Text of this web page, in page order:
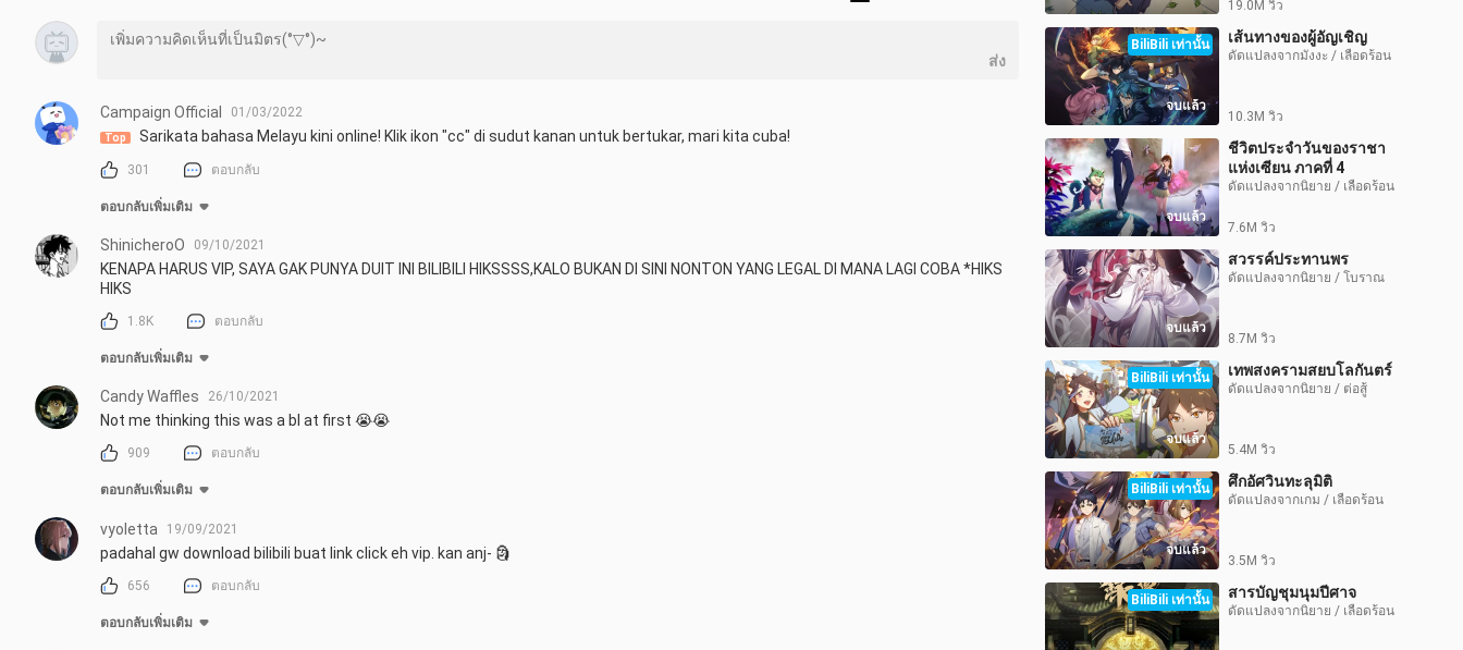
อนิเมะ
เวลาเริ่มฉาย: 29/04/2021
19.0M วิว
จบแล้ว
BiliBili เท่านั้น เส้นทางของผู้อัญเชิญ
ดัดแปลงจากมังงะ / เลือดร้อน
10.3M วิว
จบแล้ว
ชีวิตประจำวันของราชา
แห่งเซียน ภาคที่ 4
ดัดแปลงจากนิยาย / เลือดร้อน
7.6M วิว
จบแล้ว
สวรรค์ประทานพร
ดัดแปลงจากนิยาย / โบราณ
8.7M วิว
จบแล้ว
BiliBili เท่านั้น เทพสงครามสยบโลกันตร์
ดัดแปลงจากนิยาย / ต่อสู้
5.4M วิว
จบแล้ว
BiliBili เท่านั้น ศึกอัศวินทะลุมิติ
ดัดแปลงจากเกม / เลือดร้อน
3.5M วิว
BiliBili เท่านั้น สารบัญชุมนุมปีศาจ
ดัดแปลงจากนิยาย / เลือดร้อน
ส่ง
Campaign Official 01/03/2022
Top Sarikata bahasa Melayu kini online! Klik ikon "cc" di sudut kanan untuk bertukar, mari kita cuba!
301 ตอบกลับ
ตอบกลับเพิ่มเติม
ShinicheroO 09/10/2021
KENAPA HARUS VIP, SAYA GAK PUNYA DUIT INI BILIBILI HIKSSSS,KALO BUKAN DI SINI NONTON YANG LEGAL DI MANA LAGI COBA *HIKS
HIKS
1.8K ตอบกลับ
ตอบกลับเพิ่มเติม
Candy Waffles 26/10/2021
Not me thinking this was a bl at first 😭😭
909 ตอบกลับ
ตอบกลับเพิ่มเติม
vyoletta 19/09/2021
padahal gw download bilibili buat link click eh vip. kan anj- 🗿
656 ตอบกลับ
ตอบกลับเพิ่มเติม